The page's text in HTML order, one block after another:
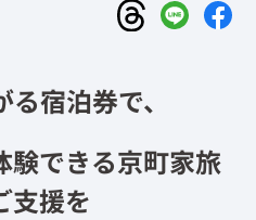
宿泊券で、
験できる京町家旅
支援を